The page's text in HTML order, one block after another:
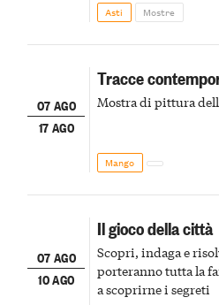
Asti Mostre
07 AGO
17 AGO
Tracce
Mostra di pittura
Mango
07 AGO
10 AGO
Il gioco della città
Scopri, indaga e
porteranno tutta la
a scoprirne i segreti